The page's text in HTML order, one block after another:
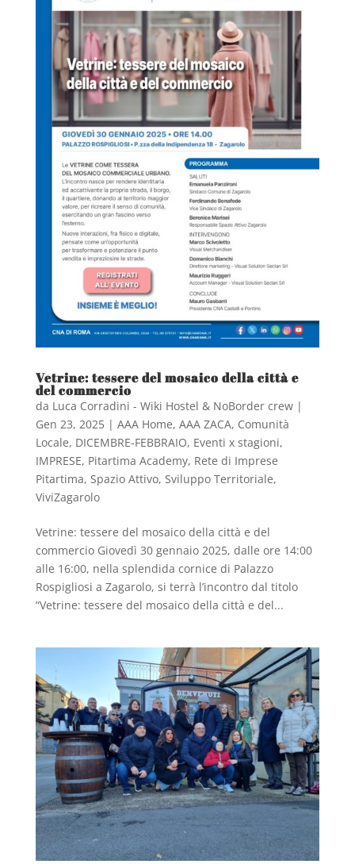
Vetrine: tessere del mosaico della città e
del commercio
da Luca Corradini - Wiki Hostel & NoBorder crew|
Gen 23, 2025| AAA Home, AAA ZACA, Comunità
Locale, DICEMBRE-FEBBRAIO, Eventi x stagioni,
IMPRESE, Pitartima Academy, Rete di Imprese
Pitartima, Spazio Attivo, Sviluppo Territoriale,
ViviZagarolo
Vetrine: tessere del mosaico della città e del
commercio Giovedì 30 gennaio 2025, dalle ore 14:00
alle 16:00, nella splendida cornice di Palazzo
Rospigliosi a Zagarolo, si terrà l’incontro dal titolo
“Vetrine: tessere del mosaico della città e del...